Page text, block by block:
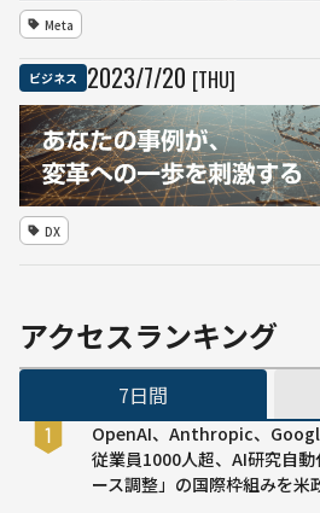
Meta
ビジネス 2023/7/20 [THU]
DX
アクセスランキング
7日間
OpenAI、Anthropic、
従業員1000人超、AI研究自
ース調整」の国際枠組みを米